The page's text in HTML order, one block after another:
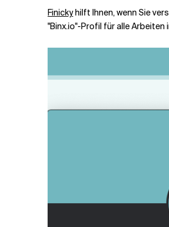
Finickyhilft Ihnen, wenn Sie
"Binx.io"-Profil für alle Arbeiten